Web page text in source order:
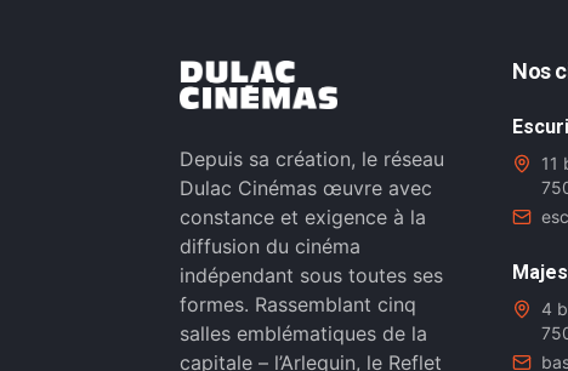
Depuis sa création, le réseau
Dulac Cinémas œuvre avec
constance et exigence à la
diffusion du cinéma
indépendant sous toutes ses
formes. Rassemblant cinq
salles emblématiques de la
capitale – l’Arlequin, le Reflet
Nos
11
4